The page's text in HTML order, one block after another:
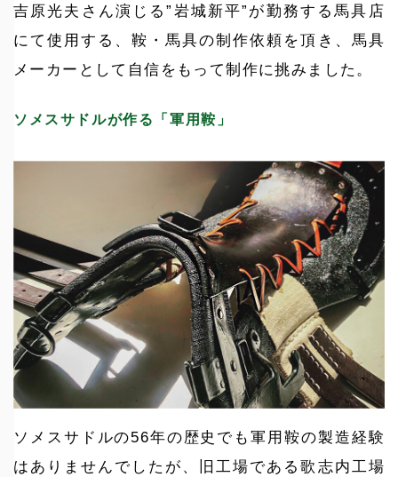
吉原光夫さん演じる”岩城新平”が勤務する馬具店
にて使用する、鞍・馬具の制作依頼を頂き、馬具
メーカーとして自信をもって制作に挑みました。
ソメスサドルが作る「軍用鞍」
ソメスサドルの56年の歴史でも軍用鞍の製造経験
はありませんでしたが、旧工場である歌志内工場